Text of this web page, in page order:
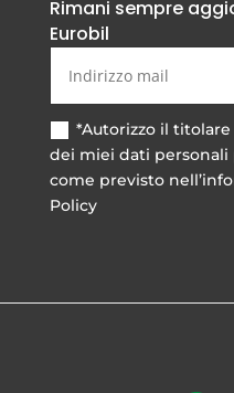
Rimani sempre
Eurobil
*Autorizzo il
dei miei dati personali
come previsto
Policy